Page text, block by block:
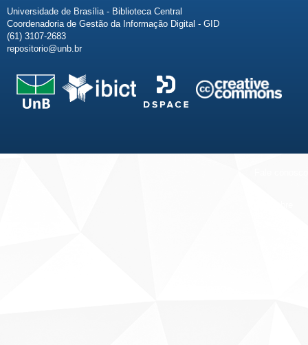
Universidade de Brasília - Biblioteca Central
Coordenadoria de Gestão da Informação Digital - GID
(61) 3107-2683
repositorio@unb.br